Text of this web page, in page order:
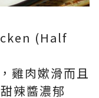
(Half
雞肉嫰滑而且
辣醬濃郁